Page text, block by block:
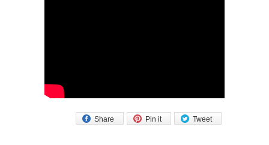
Tweet
Pin it
Share